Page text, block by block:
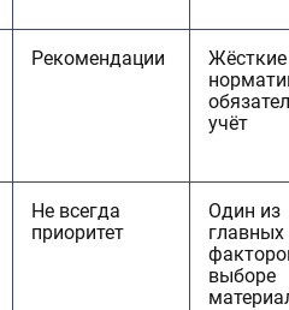
Рекомендации
Жёсткие
учёт
Не всегда
приоритет
Один из
главных
выборе